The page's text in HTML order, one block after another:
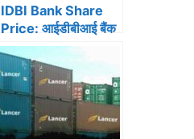
IDBI Bank Share
Price: आईडीबीआई बैंक
ने जारी किए धमाकेदार
तिमाही नतीजें, मुनाफा हुआ
डबल! सोमवार को शेयरों में
होगा धमाल!